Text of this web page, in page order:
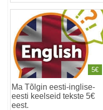
Ma Tõlgin eesti-inglise-
eesti keelseid tekste 5€
eest.
5€